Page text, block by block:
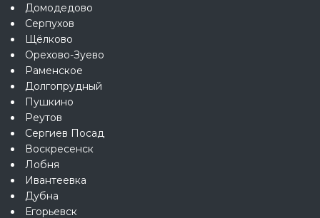
Домодедово
Серпухов
Щёлково
Орехово-Зуево
Раменское
Долгопрудный
Пушкино
Реутов
Сергиев Посад
Воскресенск
Лобня
Ивантеевка
Дубна
Егорьевск